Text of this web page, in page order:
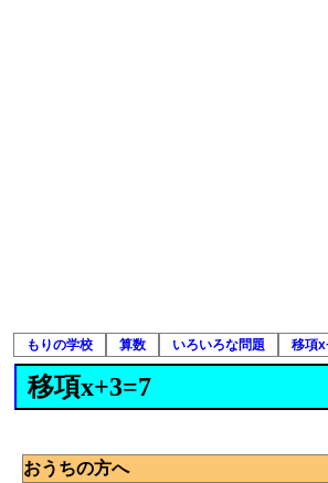
もりの学校 算数 いろいろな問題 移項
移項x+3=7
おうちの方へ